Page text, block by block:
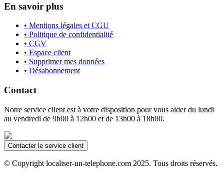
En savoir plus
• Mentions légales et CGU
• Politique de confidentialité
• CGV
• Espace client
• Supprimer mes données
• Désabonnement
Contact
Notre service client est à votre disposition pour vous aider du lundi
au vendredi de 9h00 à 12h00 et de 13h00 à 18h00.
Contacter le service client
© Copyright localiser-un-telephone.com 2025. Tous droits réservés.